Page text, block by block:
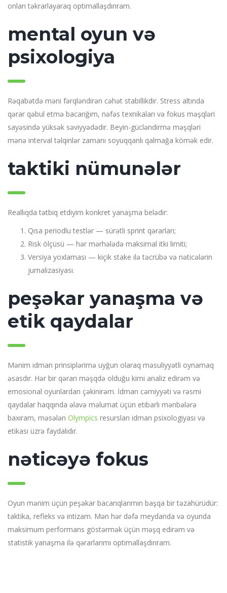
onları təkrarlayaraq optimallaşdırıram.
mental oyun və
psixologiya
Rəqabətdə məni fərqləndirən cəhət stabillikdir. Stress altında
qərar qəbul etmə bacarığım, nəfəs texnikaları və fokus məşqləri
sayəsində yüksək səviyyədədir. Beyin-gücləndirmə məşqləri
mənə interval təlqinlər zamanı soyuqqanlı qalmağa kömək edir.
taktiki nümunələr
Reallıqda tətbiq etdiyim konkret yanaşma belədir:
Qısa periodlu testlər — sürətli sprint qərarları;
Risk ölçüsü — hər mərhələdə maksimal itki limiti;
Versiya yoxlaması — kiçik stake ilə təcrübə və nəticələrin
jurnalizasiyası.
peşəkar yanaşma və
etik qaydalar
Mənim idman prinsiplərimə uyğun olaraq məsuliyyətli oynamaq
əsasdır. Hər bir qərarı məşqdə olduğu kimi analiz edirəm və
emosional oyunlardan çəkinirəm. İdman cəmiyyəti və rəsmi
qaydalar haqqında əlavə məlumat üçün etibarlı mənbələrə
baxıram, məsələn Olympics resursları idman psixologiyası və
etikası üzrə faydalıdır.
nəticəyə fokus
Oyun mənim üçün peşəkar bacarıqlarımın başqa bir təzahürüdür:
taktika, refleks və intizam. Mən hər dəfə meydanda və oyunda
maksimum performans göstərmək üçün məşq edirəm və
statistik yanaşma ilə qərarlarımı optimallaşdırıram.